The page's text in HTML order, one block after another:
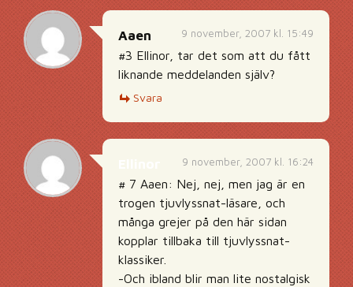
9 november, 2007 kl. 15:49
Aaen
#3 Ellinor, tar det som att du fått
liknande meddelanden själv?
Svara
9 november, 2007 kl. 16:24
# 7 Aaen: Nej, nej, men jag är en
trogen tjuvlyssnat-läsare, och
många grejer på den här sidan
kopplar tillbaka till tjuvlyssnat-
klassiker.
-Och ibland blir man lite nostalgisk